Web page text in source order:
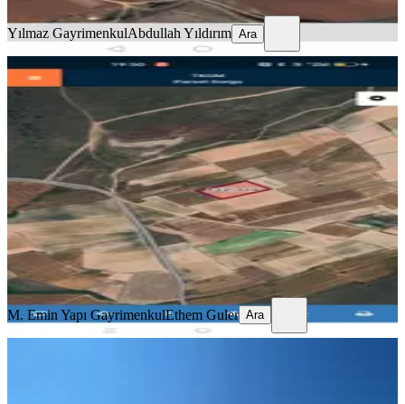
Yılmaz GayrimenkulAbdullah Yıldırım Ara
Tek Gözde Sarı Kurdele'de Satılık 597
Metre Arsa
Tekirdağ, Saray
597 m²·1.005/m²·14.08.2025
600.000 ₺
M. Emin Yapı GayrimenkulEthem Guler
Ara
M. Emin Yapı GayrimenkulEthem Guler Ara